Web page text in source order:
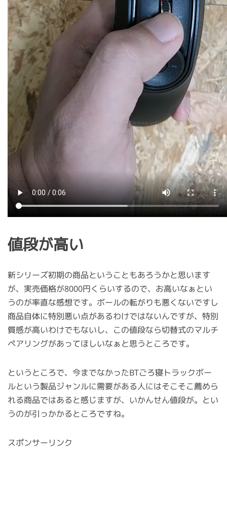
値段が高い
新シリーズ初期の商品ということもあろうかと思います
が、実売価格が8000円くらいするので、お高いなぁとい
うのが率直な感想です。ボールの転がりも悪くないですし
商品自体に特別悪い点があるわけではないんですが、特別
質感が高いわけでもないし、この値段なら切替式のマルチ
ペアリングがあってほしいなぁと思うところです。
というところで、今までなかったBTごろ寝トラックボー
ルという製品ジャンルに需要がある人にはそこそこ薦めら
れる商品ではあると感じますが、いかんせん値段が。とい
うのが引っかかるところですね。
スポンサーリンク